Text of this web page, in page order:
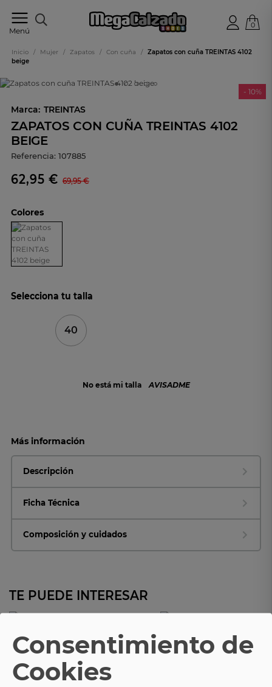
Menú
online
0
Inicio / Mujer / Zapatos / Con cuña /
Zapatos con cuña TREINTAS 4102
beige
- 10%
Marca: TREINTAS
ZAPATOS CON CUÑA TREINTAS 4102
BEIGE
Referencia: 107885
62,95 € 69,95 €
Colores
Selecciona tu talla
40
No está mi talla AVISADME
Más información
Descripción
Ficha Técnica
Composición y cuidados
TE PUEDE INTERESAR
TREINTAS
Zapato Casual TREINTAS L-4578
Color Beige Para Mujer
59,95 € 69,95 €
TREINTAS
Consentimiento de
Cookies